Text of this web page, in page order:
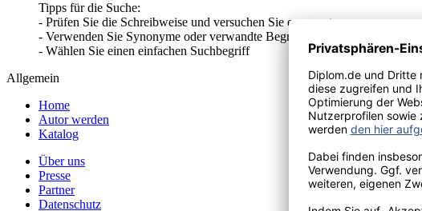
Tipps für die Suche:
- Prüfen Sie die Schreibweise und versuchen Sie es erneut
- Verwenden Sie Synonyme oder verwandte Begriffe
- Wählen Sie einen einfachen Suchbegriff
Allgemein
Home
Autor werden
Katalog
Über uns
Presse
Partner
Datenschutz